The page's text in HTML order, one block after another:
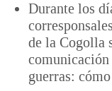
Durante los
de la Cogolla
guerras: